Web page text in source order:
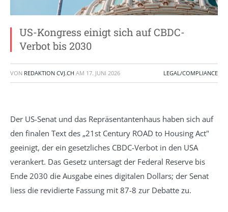
US-Kongress einigt sich auf CBDC-
Verbot bis 2030
VON REDAKTION CVJ.CH AM 17. JUNI 2026 LEGAL/COMPLIANCE
Der US-Senat und das Repräsentantenhaus haben sich auf
den finalen Text des „21st Century ROAD to Housing Act"
geeinigt, der ein gesetzliches CBDC-Verbot in den USA
verankert. Das Gesetz untersagt der Federal Reserve bis
Ende 2030 die Ausgabe eines digitalen Dollars; der Senat
liess die revidierte Fassung mit 87-8 zur Debatte zu.